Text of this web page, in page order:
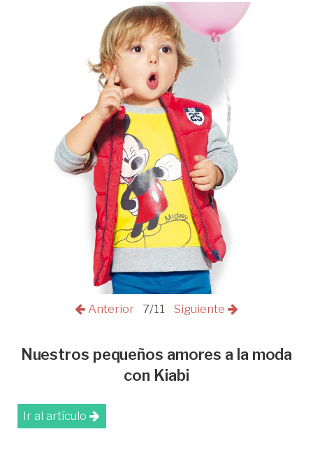
Anterior 7/11 Siguiente
Nuestros pequeños amores a la moda
con Kiabi
Ir al artículo